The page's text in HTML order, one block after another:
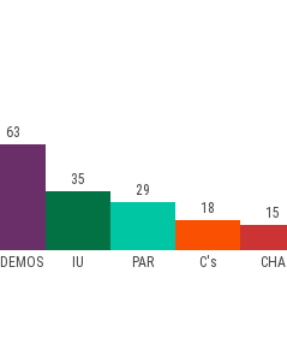
IU PAR C's CHA
63
35
29
18
15